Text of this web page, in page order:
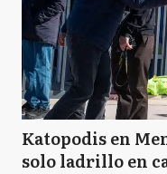
Katopodis en
solo ladrillo en